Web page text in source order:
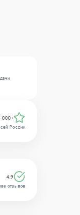
000+
России
4.9
отзывов